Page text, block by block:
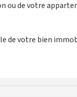
ou de votre
de votre bien